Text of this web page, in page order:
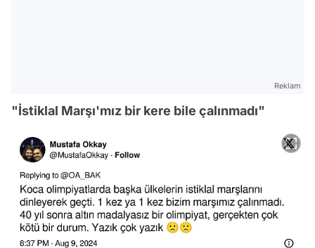
Reklam
"İstiklal Marşı'mız bir kere bile çalınmadı"